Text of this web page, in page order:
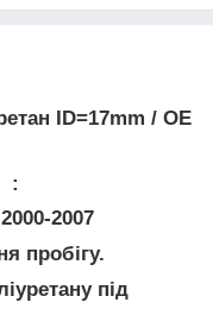
ID=17mm / ОЕ
:
2007
пробігу.
під